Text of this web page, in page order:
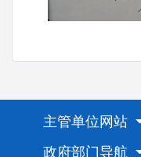
主管单位网站
政府部门导航